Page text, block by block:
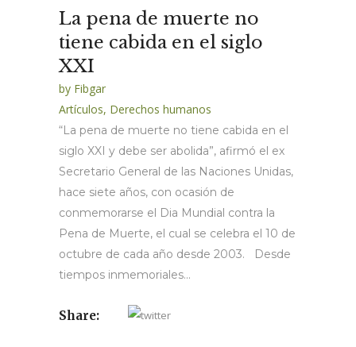
La pena de muerte no
tiene cabida en el siglo
XXI
by Fibgar
Artículos, Derechos humanos
“La pena de muerte no tiene cabida en el
siglo XXI y debe ser abolida”, afirmó el ex
Secretario General de las Naciones Unidas,
hace siete años, con ocasión de
conmemorarse el Dia Mundial contra la
Pena de Muerte, el cual se celebra el 10 de
octubre de cada año desde 2003. Desde
tiempos inmemoriales...
Share: